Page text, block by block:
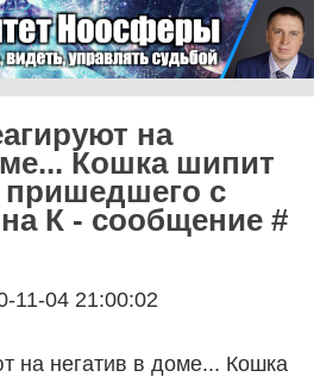
Ноосферы
на
Кошка шипит
пришедшего с
К - сообщение #
11-04 21:00:02
на негатив в доме... Кошка